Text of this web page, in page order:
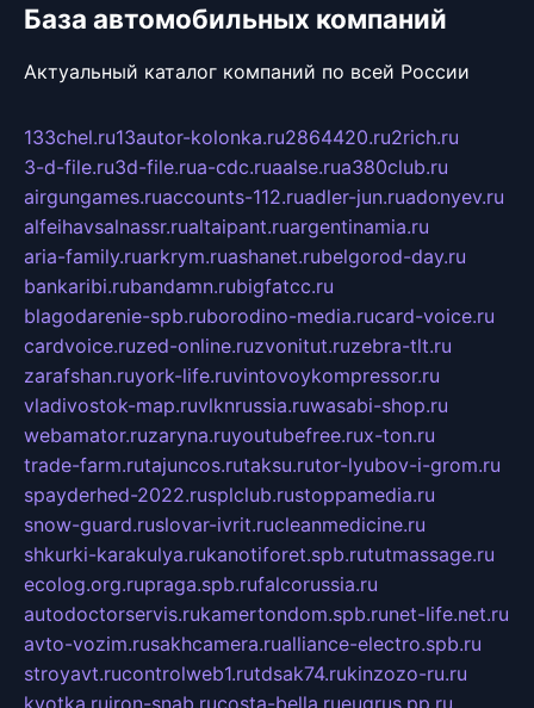
База автомобильных компаний
Актуальный каталог компаний по всей России
133chel.ru13autor-kolonka.ru2864420.ru2rich.ru
3-d-file.ru3d-file.rua-cdc.ruaalse.rua380club.ru
airgungames.ruaccounts-112.ruadler-jun.ruadonyev.ru
alfeihavsalnassr.rualtaipant.ruargentinamia.ru
aria-family.ruarkrym.ruashanet.rubelgorod-day.ru
bankaribi.rubandamn.rubigfatcc.ru
blagodarenie-spb.ruborodino-media.rucard-voice.ru
cardvoice.ruzed-online.ruzvonitut.ruzebra-tlt.ru
zarafshan.ruyork-life.ruvintovoykompressor.ru
vladivostok-map.ruvlknrussia.ruwasabi-shop.ru
webamator.ruzaryna.ruyoutubefree.rux-ton.ru
trade-farm.rutajuncos.rutaksu.rutor-lyubov-i-grom.ru
spayderhed-2022.rusplclub.rustoppamedia.ru
snow-guard.ruslovar-ivrit.rucleanmedicine.ru
shkurki-karakulya.rukanotiforet.spb.rututmassage.ru
ecolog.org.rupraga.spb.rufalcorussia.ru
autodoctorservis.rukamertondom.spb.runet-life.net.ru
avto-vozim.rusakhcamera.rualliance-electro.spb.ru
stroyavt.rucontrolweb1.rutdsak74.rukinzozo-ru.ru
kvotka.ruiron-snab.rucosta-bella.rueugrus.pp.ru